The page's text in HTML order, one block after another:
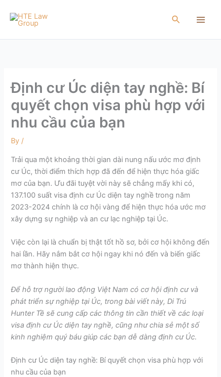
Search
Định cư Úc diện tay nghề: Bí
quyết chọn visa phù hợp với
nhu cầu của bạn
By /
Trải qua một khoảng thời gian dài nung nấu ước mơ định
cư Úc, thời điểm thích hợp đã đến để hiện thực hóa giấc
mơ của bạn. Ưu đãi tuyệt vời này sẽ chẳng mấy khi có,
137.100 suất visa định cư Úc diện tay nghề trong năm
2023-2024 chính là cơ hội vàngđể hiện thực hóa ước mơ
xây dựng sự nghiệp và an cư lạc nghiệp tại Úc.
Việc còn lại là chuẩn bị thật tốt hồ sơ, bởi cơ hội không đến
hai lần. Hãy nắm bắt cơ hội ngay khi nó đến và biến giấc
mơ thành hiện thực.
Để hỗ trợ người lao động Việt Nam có cơ hội định cư và
phát triển sự nghiệp tại Úc, trong bài viết này, Di Trú
Hunter Tề sẽ cung cấp các thông tin cần thiết về các loại
visa định cư Úc diện tay nghề, cũng như chia sẻ một số
kinh nghiệm quý báu giúp các bạn dễ dàng định cư Úc.
Định cư Úc diện tay nghề: Bí quyết chọn visa phù hợp với
nhu cầu của bạn